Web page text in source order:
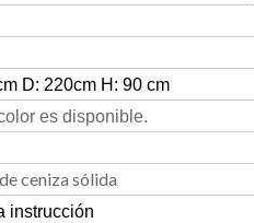
D: 220cm H: 90 cm
es disponible.
ceniza sólida
instrucción